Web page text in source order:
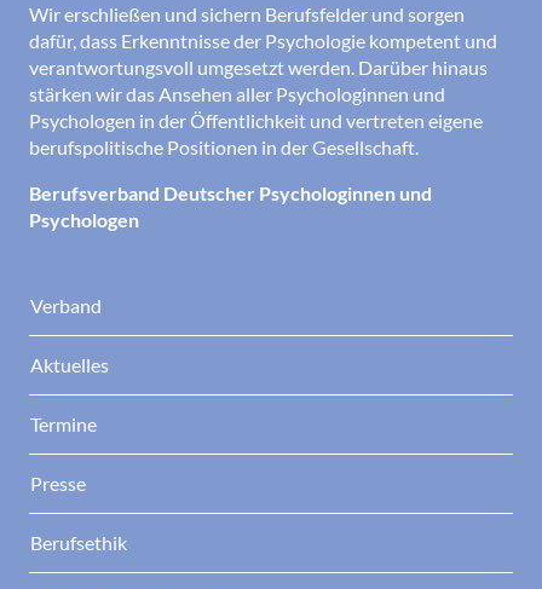
Wir erschließen und sichern Berufsfelder und sorgen
dafür, dass Erkenntnisse der Psychologie kompetent und
verantwortungsvoll umgesetzt werden. Darüber hinaus
stärken wir das Ansehen aller Psychologinnen und
Psychologen in der Öffentlichkeit und vertreten eigene
berufspolitische Positionen in der Gesellschaft.
Berufsverband Deutscher Psychologinnen und
Psychologen
Verband
Aktuelles
Termine
Presse
Berufsethik